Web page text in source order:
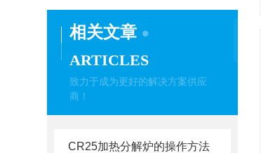
相关文章
ARTICLES
致力于成为更好的解决方案供应
商！
CR25加热分解炉的操作方法